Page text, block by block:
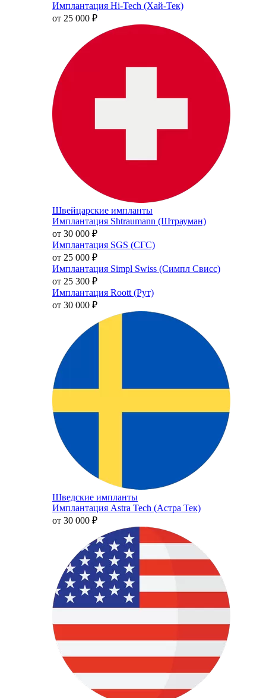
Имплантация Hi-Tech (Хай-Тек)
от 25 000 ₽
Швейцарские импланты
Имплантация Shtraumann (Штрауман)
от 30 000 ₽
Имплантация SGS (СГС)
от 25 000 ₽
Имплантация Simpl Swiss (Симпл Свисс)
от 25 300 ₽
Имплантация Roott (Рут)
от 30 000 ₽
Шведские импланты
Имплантация Astra Tech (Астра Тек)
от 30 000 ₽